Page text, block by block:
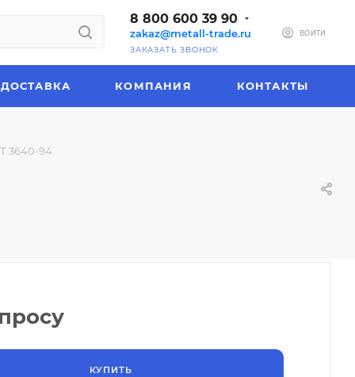
8 800 600 39 90
zakaz@metall-trade.ru
ЗАКАЗАТЬ ЗВОНОК
ВОЙТИ
ДОСТАВКА КОМПАНИЯ КОНТАКТЫ
3640-94
КУПИТЬ